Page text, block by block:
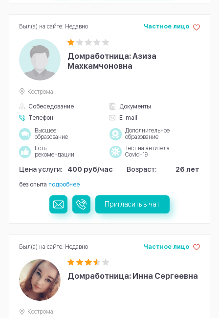
Домработница: Азиза
Махкамчоновна
Собеседование
Документы
Телефон
E-mail
Частное лицо
Кострома
Высшее
образование
Дополнительное
образование
Есть
рекомендации
Тест на антитела
Covid-19
Цена услуги: 400 руб/час Возраст: 26 лет
без опыта подробнее
Был(а) на сайте: Недавно
Пригласить в чат
Домработница: Инна Сергеевна
Частное лицо
Кострома
Был(а) на сайте: Недавно